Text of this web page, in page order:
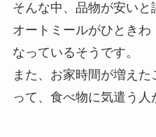
そんな中、品物が安いと
オートミールがひとき
なっているそうです。
また、お家時間が増え
って、食べ物に気遣う人